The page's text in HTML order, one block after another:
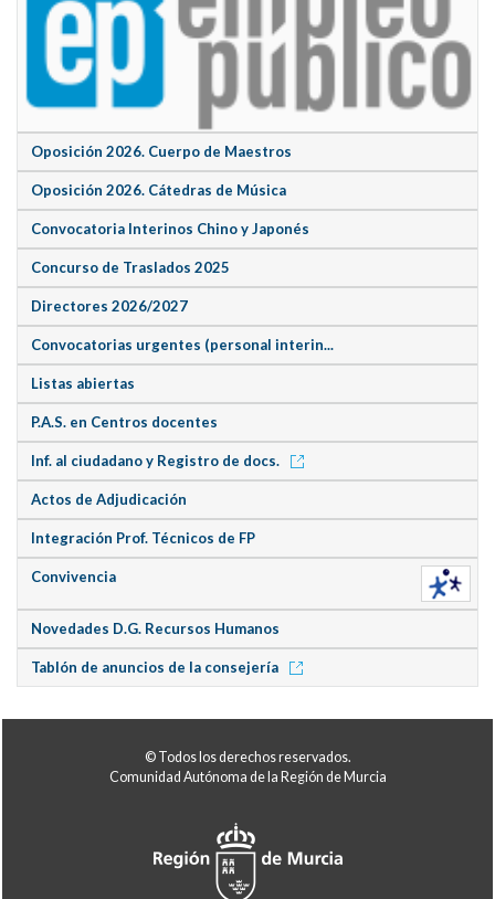
Oposición 2026. Cuerpo de Maestros
Oposición 2026. Cátedras de Música
Convocatoria Interinos Chino y Japonés
Concurso de Traslados 2025
Directores 2026/2027
Convocatorias urgentes (personal interin...
Listas abiertas
P.A.S. en Centros docentes
Inf. al ciudadano y Registro de docs.
Actos de Adjudicación
Integración Prof. Técnicos de FP
Convivencia
Novedades D.G. Recursos Humanos
Tablón de anuncios de la consejería
© Todos los derechos reservados.
Comunidad Autónoma de la Región de Murcia